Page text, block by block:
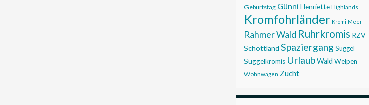
Geburtstag Günni Henriette Highlands
Kromfohrländer Kromi Meer
Rahmer Wald Ruhrkromis RZV
Schottland Spaziergang Süggel
Süggelkromis UrlaubWald Welpen
Wohnwagen Zucht